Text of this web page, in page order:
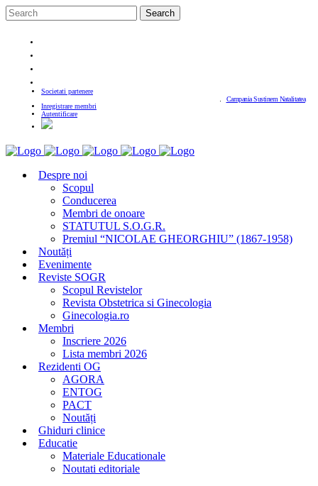
Societati partenere
Campania Sustinem Natalitatea
Inregistrare membri
Autentificare
Despre noi
Scopul
Conducerea
Membri de onoare
STATUTUL S.O.G.R.
Premiul “NICOLAE GHEORGHIU” (1867-1958)
Noutăți
Evenimente
Reviste SOGR
Scopul Revistelor
Revista Obstetrica si Ginecologia
Ginecologia.ro
Membri
Inscriere 2026
Lista membri 2026
Rezidenti OG
AGORA
ENTOG
PACT
Noutăți
Ghiduri clinice
Educatie
Materiale Educationale
Noutati editoriale